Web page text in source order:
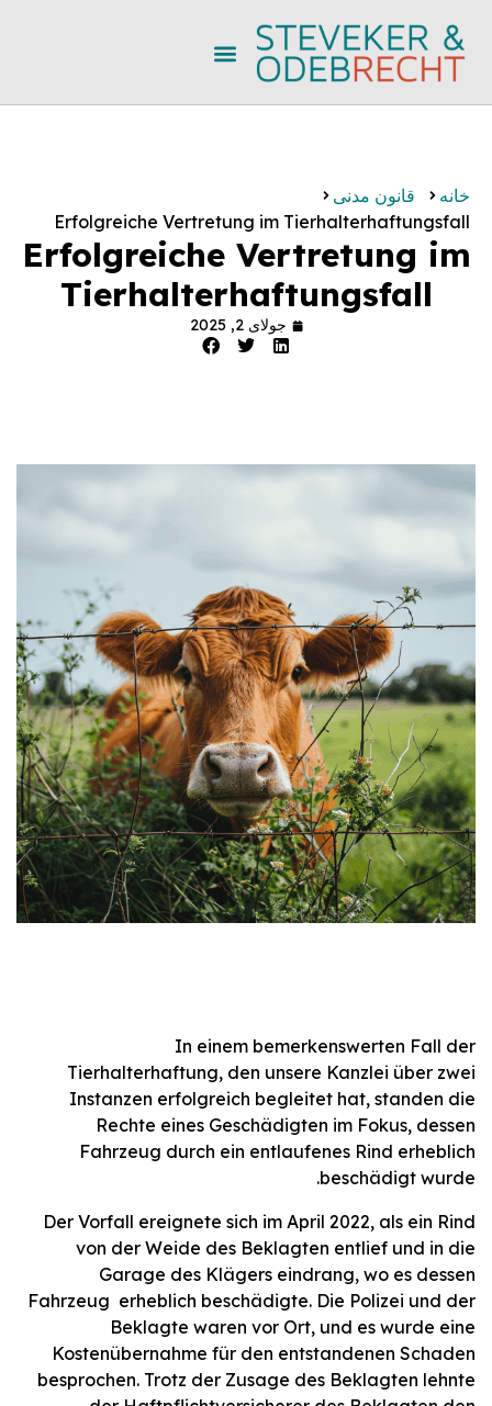
خانه
قانون مدنی
Erfolgreiche Vertretung im Tierhalterhaftungsfall
Erfolgreiche Vertretung im
Tierhalterhaftungsfall
جولای 2, 2025
In einem bemerkenswerten Fall der
Tierhalterhaftung, den unsere Kanzlei über zwei
Instanzen erfolgreich begleitet hat, standen die
Rechte eines Geschädigten im Fokus, dessen
Fahrzeug durch ein entlaufenes Rind erheblich
beschädigt wurde.
Der Vorfall ereignete sich im April 2022, als ein Rind
von der Weide des Beklagten entlief und in die
Garage des Klägers eindrang, wo es dessen
Fahrzeug erheblich beschädigte. Die Polizei und der
Beklagte waren vor Ort, und es wurde eine
Kostenübernahme für den entstandenen Schaden
besprochen. Trotz der Zusage des Beklagten lehnte